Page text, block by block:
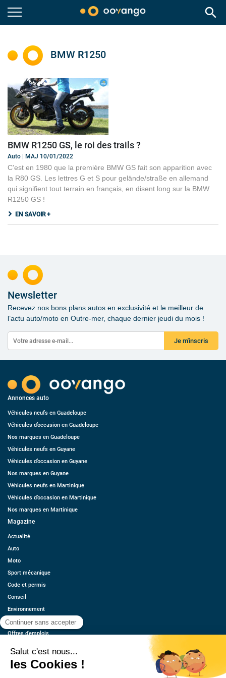
search
BMW R1250
BMW R1250 GS, le roi des trails ?
Auto | MAJ 10/01/2022
C'est en 1980 que la première BMW GS fait son apparition avec
la R80 GS. Les lettres G et S pour gelände/straße en allemand
qui signifient tout terrain en français, en disent long sur la BMW
R1250 GS !
EN SAVOIR +
Newsletter
Recevez nos bons plans autos en exclusivité et le meilleur de
l’actu auto/moto en Outre-mer, chaque dernier jeudi du mois !
Je m'inscris
Annonces auto
Véhicules neufs en Guadeloupe
Véhicules d’occasion en Guadeloupe
Nos marques en Guadeloupe
Véhicules neufs en Guyane
Véhicules d’occasion en Guyane
Nos marques en Guyane
Véhicules neufs en Martinique
Véhicules d’occasion en Martinique
Nos marques en Martinique
Magazine
Actualité
Auto
Moto
Sport mécanique
Code et permis
Conseil
Environnement
Économie
Offres d’emplois
Contact